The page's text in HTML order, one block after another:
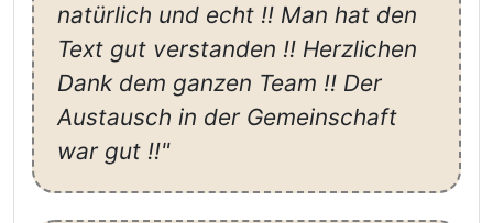
natürlich und echt !! Man hat den
Text gut verstanden !! Herzlichen
Dank dem ganzen Team !! Der
Austausch in der Gemeinschaft
war gut !!"